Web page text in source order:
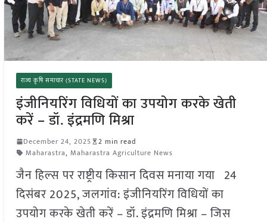
राज्य कृषि समाचार (STATE NEWS)
इंजीनियरिंग विधियों का उपयोग करके खेती
करें – डॉ. इंद्रमणि मिश्रा
December 24, 2025
2 min read
Maharastra, Maharastra Agriculture News
जैन हिल्स पर राष्ट्रीय किसान दिवस मनाया गया 24
दिसंबर 2025, जलगांव: इंजीनियरिंग विधियों का
उपयोग करके खेती करें – डॉ. इंद्रमणि मिश्रा – जिस